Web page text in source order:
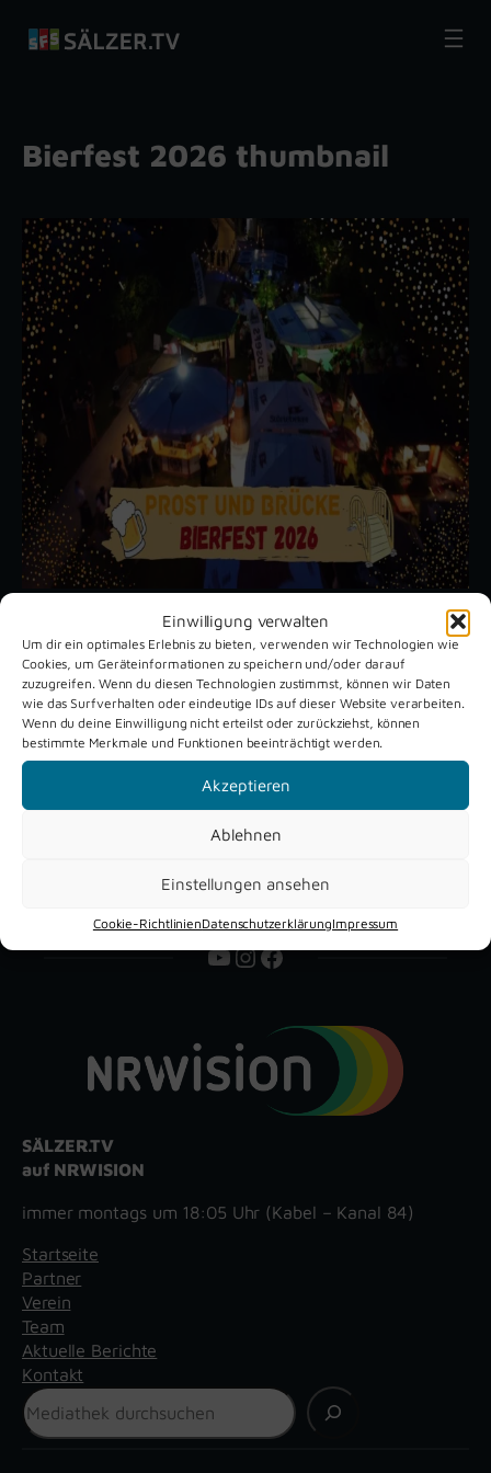
Einwilligung verwalten
Um dir ein optimales Erlebnis zu bieten, verwenden wir Technologien wie
Cookies, um Geräteinformationen zu speichern und/oder darauf
zuzugreifen. Wenn du diesen Technologien zustimmst, können wir Daten
wie das Surfverhalten oder eindeutige IDs auf dieser Website verarbeiten.
Wenn du deine Einwilligung nicht erteilst oder zurückziehst, können
bestimmte Merkmale und Funktionen beeinträchtigt werden.
Akzeptieren
Ablehnen
Einstellungen ansehen
Cookie-RichtlinienDatenschutzerklärungImpressum
Bierfest 2026 thumbnail
Unsere aktuellen Reportagen
Schützenfest
Verne 2026
Dreckburg
YouTube
Instagram
Facebook
SÄLZER.TV
auf NRWISION
immer montags um 18:05 Uhr (Kabel – Kanal 84)
Startseite
Partner
Verein
Team
Aktuelle Berichte
Kontakt
Suchen